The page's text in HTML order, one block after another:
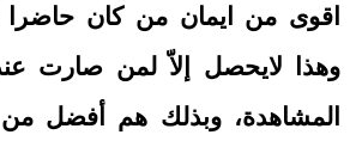
اقوى من ايمان من كان
وهذا لايحصل إلاّ لمن صارت
المشاهدة، وبذلك هم أفضل